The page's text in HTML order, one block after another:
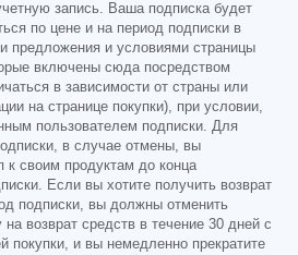
запись. Ваша подписка будет
по цене и на период подписки в
предложения и условиями страницы
включены сюда посредством
в зависимости от страны или
на странице покупки), при условии,
пользователем подписки. Для
в случае отмены, вы
к своим продуктам до конца
Если вы хотите получить возврат
подписки, вы должны отменить
на возврат средств в течение 30 дней с
покупки, и вы немедленно прекратите